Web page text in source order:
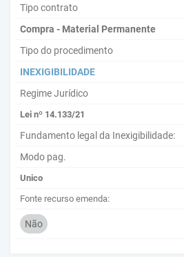
Tipo contrato
Compra - Material Permanente
Tipo do procedimento
INEXIGIBILIDADE
Regime Jurídico
Lei nº 14.133/21
Fundamento legal da Inexigibilidade:
Modo pag.
Unico
Fonte recurso emenda:
Não